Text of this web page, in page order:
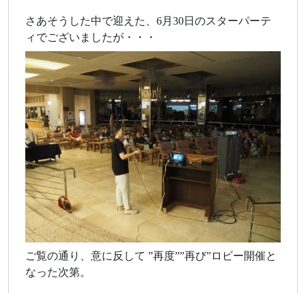
さあそうした中で迎えた、6月30日のスターパーテ
ィでございましたが・・・
ご覧の通り、意に反して ”再度””再び”ロビー開催と
なった次第。